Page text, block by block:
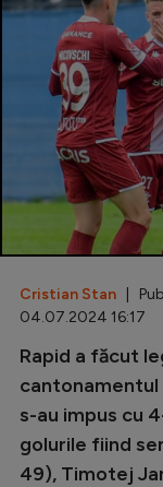
U21
Cristian Stan |
04.07.2024 16:17
Rapid a făcut
cantonamentul
s-au impus cu
golurile fiind
49), Timotej